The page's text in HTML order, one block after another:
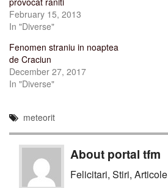
February 15, 2013
In "Diverse"
Fenomen straniu in noaptea
de Craciun
December 27, 2017
In "Diverse"
meteorit
About portal tfm
Felicitari, Stiri, Articole